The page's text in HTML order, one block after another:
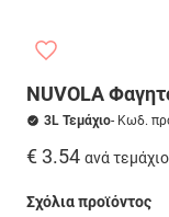
NUVOLA
3L Τεμάχιο- Κωδ.
€ 3.54 ανά τεμάχιο
Σχόλια προϊόντος